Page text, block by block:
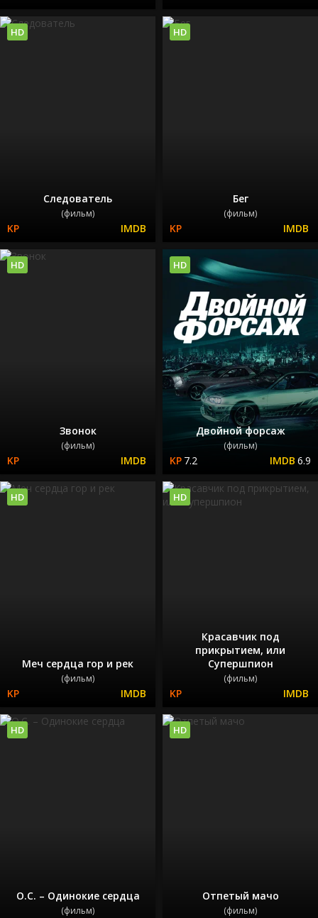
Следователь
(фильм)
HD
Бег
(фильм)
HD
Звонок
(фильм)
HD
Двойной форсаж
(фильм)
7.2 6.9
HD
Меч сердца гор и рек
(фильм)
HD
Красавчик под
прикрытием, или
Супершпион
(фильм)
HD
О.С. – Одинокие сердца
(фильм)
HD
Отпетый мачо
(фильм)
HD